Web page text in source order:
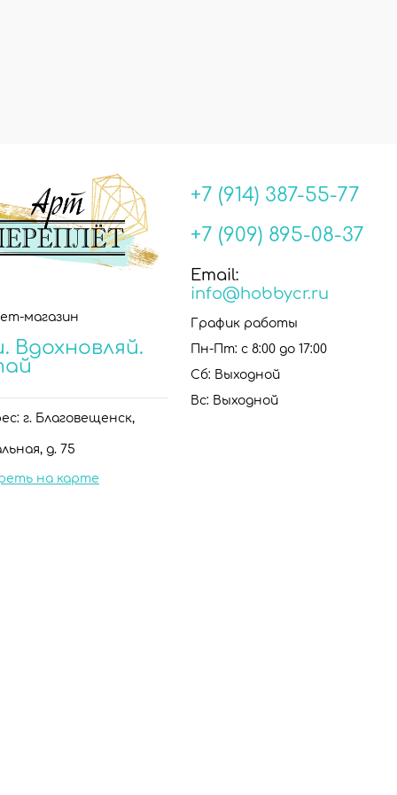
магазин
Вдохновляй.
г. Благовещенск,
д. 75
на карте
+7 (914) 387-55-77
+7 (909) 895-08-37
Email:
info@hobbycr.ru
График работы
Пн-Пт: с 8:00 до 17:00
Сб: Выходной
Вс: Выходной